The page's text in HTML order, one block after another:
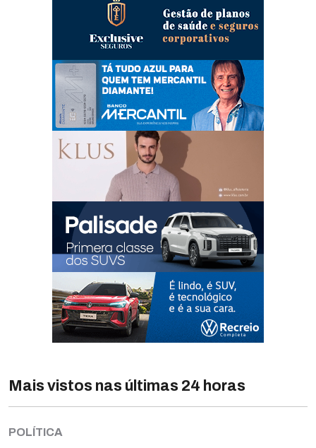
Mais vistos nas últimas 24 horas
POLÍTICA